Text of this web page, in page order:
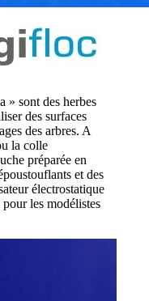
sont des herbes
des surfaces
des arbres. A
la colle
préparée en
et des
électrostatique
les modélistes